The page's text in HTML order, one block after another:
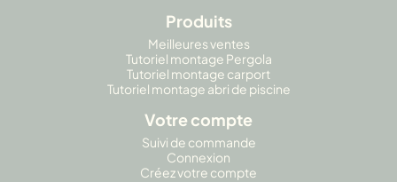
Produits
Meilleures ventes
Tutoriel montage Pergola
Tutoriel montage carport
Tutoriel montage abri de piscine
Votre compte
Suivi de commande
Connexion
Créez votre compte